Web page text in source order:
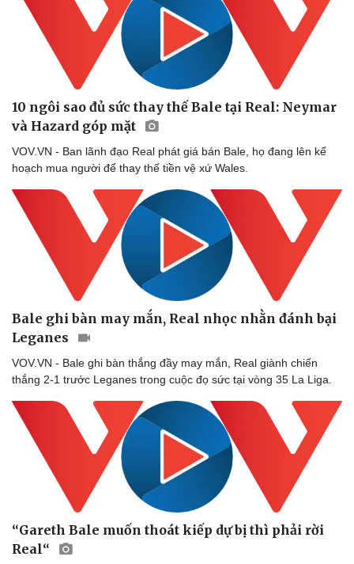
Doanh nghiệp
Thông tin doanh nghiệp
Doanh nghiệp 24h
Doanh nhân
Vì cộng đồng
Công nghệ
Sành điệu
Tin Công nghệ
Trải nghiệm
Chuyển đổi số
10 ngôi sao đủ sức thay thế Bale tại Real: Neymar
và Hazard góp mặt
VOV.VN - Ban lãnh đạo Real phát giá bán Bale, họ đang lên kế
hoạch mua người để thay thế tiền vệ xứ Wales.
Bale ghi bàn may mắn, Real nhọc nhằn đánh bại
Leganes
VOV.VN - Bale ghi bàn thắng đầy may mắn, Real giành chiến
thắng 2-1 trước Leganes trong cuộc đọ sức tại vòng 35 La Liga.
“Gareth Bale muốn thoát kiếp dự bị thì phải rời
Real“